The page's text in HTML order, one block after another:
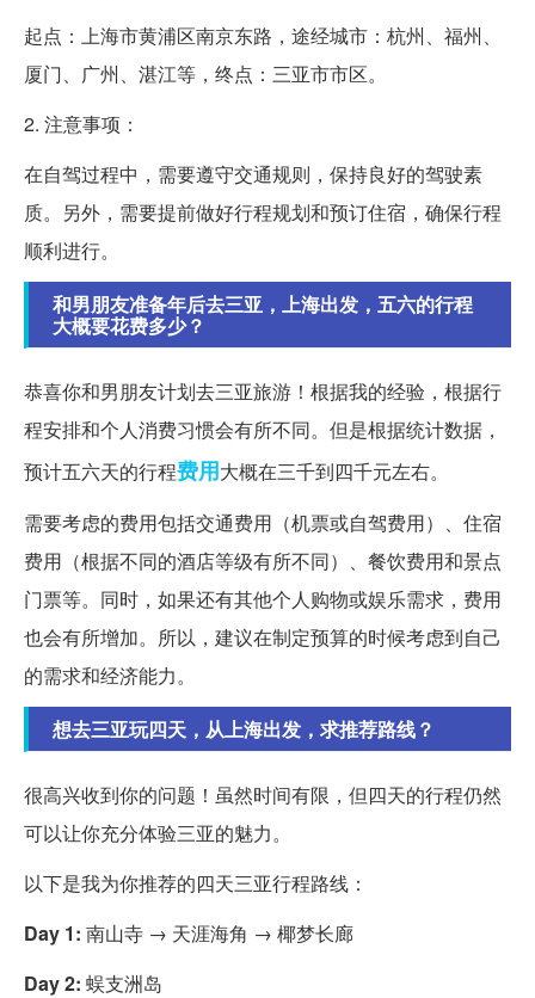
起点：上海市黄浦区南京东路，途经城市：杭州、福州、
厦门、广州、湛江等，终点：三亚市市区。
2. 注意事项：
在自驾过程中，需要遵守交通规则，保持良好的驾驶素
质。另外，需要提前做好行程规划和预订住宿，确保行程
顺利进行。
和男朋友准备年后去三亚，上海出发，五六的行程
大概要花费多少？
恭喜你和男朋友计划去三亚旅游！根据我的经验，根据行
程安排和个人消费习惯会有所不同。但是根据统计数据，
预计五六天的行程费用大概在三千到四千元左右。
需要考虑的费用包括交通费用（机票或自驾费用）、住宿
费用（根据不同的酒店等级有所不同）、餐饮费用和景点
门票等。同时，如果还有其他个人购物或娱乐需求，费用
也会有所增加。所以，建议在制定预算的时候考虑到自己
的需求和经济能力。
想去三亚玩四天，从上海出发，求推荐路线？
很高兴收到你的问题！虽然时间有限，但四天的行程仍然
可以让你充分体验三亚的魅力。
以下是我为你推荐的四天三亚行程路线：
Day 1: 南山寺 → 天涯海角 → 椰梦长廊
Day 2: 蜈支洲岛